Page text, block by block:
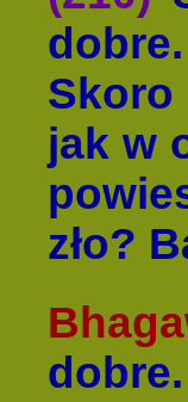
Skoro
jak w
zło?